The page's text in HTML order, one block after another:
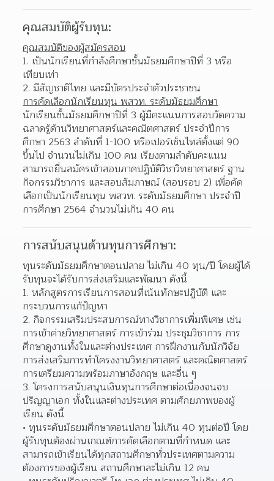
คุณสมบัติผู้รับทุน:
คุณสมบัติของผู้สมัครสอบ
1. เป็นนักเรียนที่กำลังศึกษาชั้นมัธยมศึกษาปีที่ 3 หรือ
เทียบเท่า
2. มีสัญชาติไทย และมีบัตรประจำตัวประชาชน
การคัดเลือกนักเรียนทุน พสวท. ระดับมัธยมศึกษา
นักเรียนชั้นมัธยมศึกษาปีที่ 3 ผู้มีคะแนนการสอบวัดความ
ฉลาดรู้ด้านวิทยาศาสตร์และคณิตศาสตร์ ประจำปีการ
ศึกษา 2563 ลำดับที่ 1-100 หรือเปอร์เซ็นไทล์ตั้งแต่ 90
ขึ้นไป จำนวนไม่เกิน 100 คน เรียงตามลำดับคะแนน
สามารถยื่นสมัครเข้าสอบภาคปฏิบัติวิชาวิทยาศาสตร์ ฐาน
กิจกรรมวิชาการ และสอบสัมภาษณ์ (สอบรอบ 2) เพื่อคัด
เลือกเป็นนักเรียนทุน พสวท. ระดับมัธยมศึกษา ประจำปี
การศึกษา 2564 จำนวนไม่เกิน 40 คน
การสนับสนุนด้านทุนการศึกษา:
ทุนระดับมัธยมศึกษาตอนปลาย ไม่เกิน 40 ทุน/ปี โดยผู้ได้
รับทุนจะได้รับการส่งเสริมและพัฒนา ดังนี้
1. หลักสูตรการเรียนการสอนที่เน้นทักษะปฏิบัติ และ
กระบวนการแก้ปัญหา
2. กิจกรรมเสริมประสบการณ์ทางวิชาการเพิ่มพิเศษ เช่น
การเข้าค่ายวิทยาศาสตร์ การเข้าร่วม ประชุมวิชาการ การ
ศึกษาดูงานทั้งในและต่างประเทศ การฝึกงานกับนักวิจัย
การส่งเสริมการทำโครงงานวิทยาศาสตร์ และคณิตศาสตร์
การเตรียมความพร้อมภาษาอังกฤษ และอื่น ๆ
3. โครงการสนับสนุนเงินทุนการศึกษาต่อเนื่องจนจบ
ปริญญาเอก ทั้งในและต่างประเทศ ตามศักยภาพของผู้
เรียน ดังนี้
ทุนระดับมัธยมศึกษาตอนปลาย ไม่เกิน 40 ทุนต่อปี โดย
ผู้รับทุนต้องผ่านเกณฑ์การคัดเลือกตามที่กำหนด และ
สามารถเข้าเรียนได้ทุกสถานศึกษาทั่วประเทศตามความ
ต้องการของผู้เรียน สถานศึกษาละไม่เกิน 12 คน